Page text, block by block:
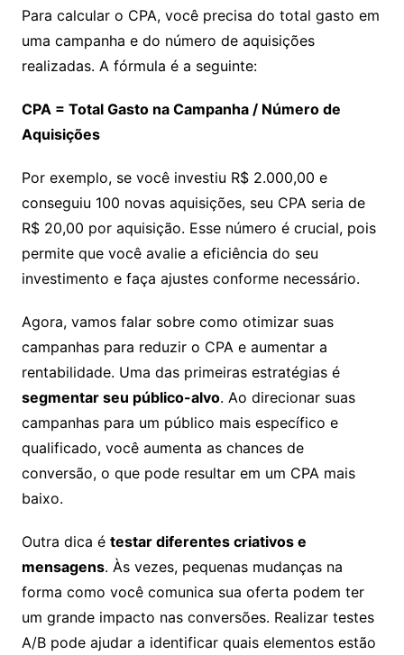
Para calcular o CPA, você precisa do total gasto em
uma campanha e do número de aquisições
realizadas. A fórmula é a seguinte:
CPA = Total Gasto na Campanha / Número de
Aquisições
Por exemplo, se você investiu R$ 2.000,00 e
conseguiu 100 novas aquisições, seu CPA seria de
R$ 20,00 por aquisição. Esse número é crucial, pois
permite que você avalie a eficiência do seu
investimento e faça ajustes conforme necessário.
Agora, vamos falar sobre como otimizar suas
campanhas para reduzir o CPA e aumentar a
rentabilidade. Uma das primeiras estratégias é
segmentar seu público-alvo. Ao direcionar suas
campanhas para um público mais específico e
qualificado, você aumenta as chances de
conversão, o que pode resultar em um CPA mais
baixo.
Outra dica é testar diferentes criativos e
mensagens. Às vezes, pequenas mudanças na
forma como você comunica sua oferta podem ter
um grande impacto nas conversões. Realizar testes
A/B pode ajudar a identificar quais elementos estão